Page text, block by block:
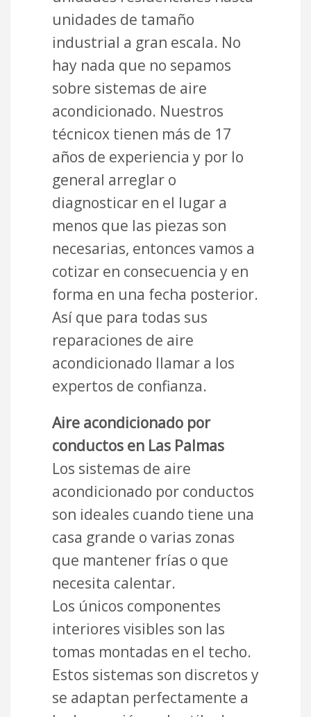
unidades de tamaño
industrial a gran escala. No
hay nada que no sepamos
sobre sistemas de aire
acondicionado. Nuestros
técnicox tienen más de 17
años de experiencia y por lo
general arreglar o
diagnosticar en el lugar a
menos que las piezas son
necesarias, entonces vamos a
cotizar en consecuencia y en
forma en una fecha posterior.
Así que para todas sus
reparaciones de aire
acondicionado llamar a los
expertos de confianza.
Aire acondicionado por
conductos en Las Palmas
Los sistemas de aire
acondicionado por conductos
son ideales cuando tiene una
casa grande o varias zonas
que mantener frías o que
necesita calentar.
Los únicos componentes
interiores visibles son las
tomas montadas en el techo.
Estos sistemas son discretos y
se adaptan perfectamente a